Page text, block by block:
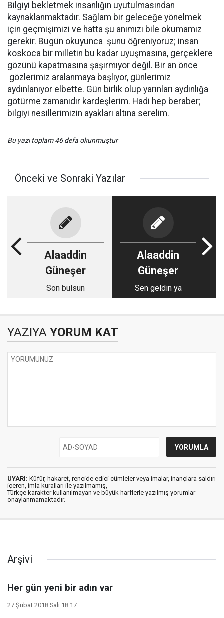
Bilgiyi bekletmek insanlığın uyutulmasından
kaynaklanmaktadır. Sağlam bir geleceğe yönelmek
için geçmişimizi ve hatta şu anımızı bile okumamız
gerekir. Bugün okuyunca şunu öğreniyoruz; insan
koskoca bir milletin bu kadar uyuşmasına, gerçeklere
gözünü kapatmasına şaşırmıyor değil. Bir an önce
gözlerimiz aralanmaya başlıyor, günlerimiz
aydınlanıyor elbette. Gün birlik olup yarınları aydınlığa
götürme zamanıdır kardeşlerim. Hadi hep beraber;
bilgiyi nesillerimizin ayakları altına serelim.
Bu yazı toplam 46 defa okunmuştur
Önceki ve Sonraki Yazılar
Alaaddin
Güneşer
Son bulsun
Alaaddin
Güneşer
Sen geldin ya
YAZIYA YORUM KAT
UYARI: Küfür, hakaret, rencide edici cümleler veya imalar, inançlara saldırı
içeren, imla kuralları ile yazılmamış,
Türkçe karakter kullanılmayan ve büyük harflerle yazılmış yorumlar
onaylanmamaktadır.
Arşivi
Her gün yeni bir adın var
27 Şubat 2018 Salı 18:17